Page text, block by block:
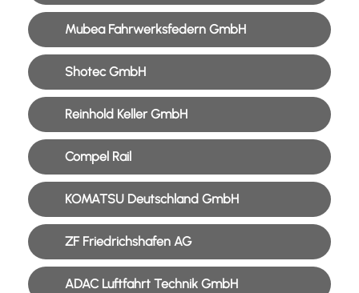
Mubea Fahrwerksfedern GmbH
Shotec GmbH
Reinhold Keller GmbH
Compel Rail
KOMATSU Deutschland GmbH
ZF Friedrichshafen AG
ADAC Luftfahrt Technik GmbH